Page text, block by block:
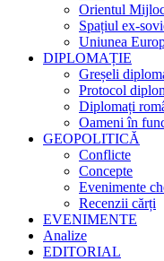
Orientul
Spațiul ex-
Uniunea
DIPLOMAȚIE
Greșeli
Protocol
Diplomați
Oameni în
GEOPOLITICĂ
Conflicte
Concepte
Evenimente
Recenzii cărți
EVENIMENTE
Analize
EDITORIAL